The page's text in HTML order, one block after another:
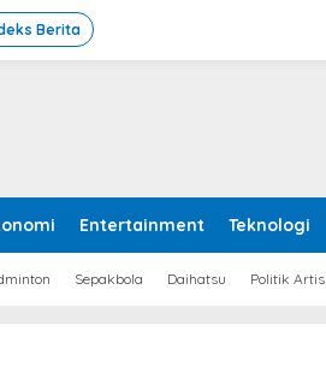
Berita
Entertainment Teknologi
Sepakbola Daihatsu Politik Artis